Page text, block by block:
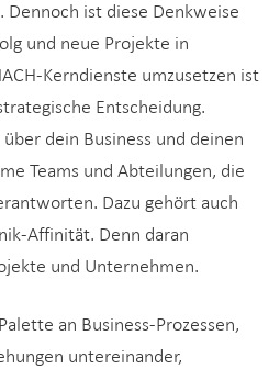
ist diese Denkweise
und neue Projekte in
Kerndienste umzusetzen ist
Entscheidung.
dein Business und deinen
Teams und Abteilungen, die
Dazu gehört auch
Affinität. Denn daran
und Unternehmen.
an Business-Prozessen,
untereinander,